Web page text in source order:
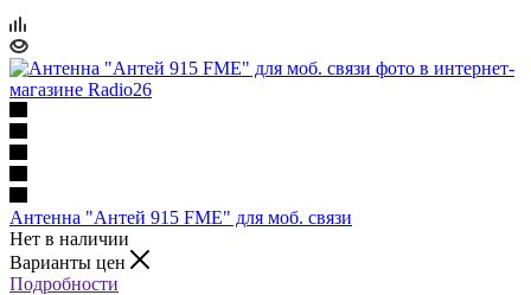
Антенна "Антей 915 FME" для моб. связи
Нет в наличии
Варианты цен
Подробности